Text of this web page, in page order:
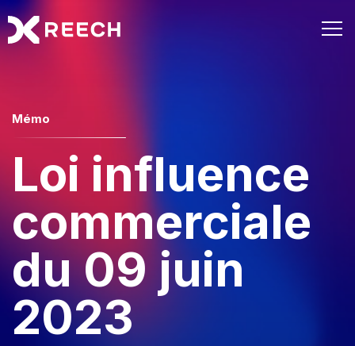
Mémo
Loi influence
commerciale
du 09 juin
2023